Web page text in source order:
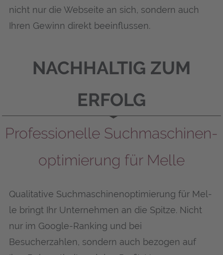
nicht nur die Webseite an sich, sondern auch
Ihren Gewinn direkt beeinflussen.
NACHHALTIG ZUM
ERFOLG
Professionelle Suchmaschinen­
optimierung für Mel­le
Qualitative Suchmaschinenoptimierung für Mel­
le bringt Ihr Unternehmen an die Spitze. Nicht
nur im Google-Ranking und bei
Besucherzahlen, sondern auch bezogen auf